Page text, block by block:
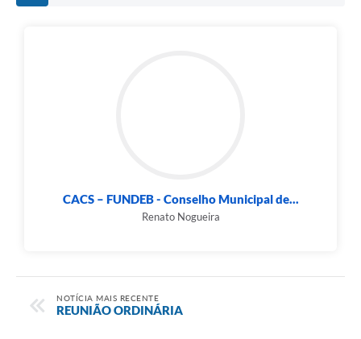
CACS – FUNDEB - Conselho Municipal de...
Renato Nogueira
NOTÍCIA MAIS RECENTE
REUNIÃO ORDINÁRIA